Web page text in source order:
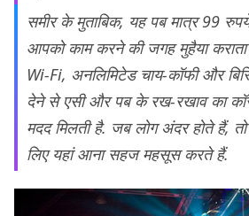
समीर के मुताबिक, यह पब मात्र 99
आपको काम करने की जगह मुहैया
Wi-Fi, अनलिमिटेड चाय-कॉफी और
देने से एसी और पब के रख-रखाव का
मदद मिलती है. जब लोग अंदर होते हैं,
लिए यहां आना सहज महसूस करते हैं.